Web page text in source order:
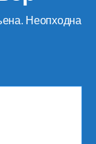
Неопходна